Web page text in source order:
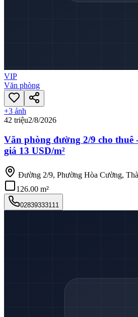
VIP
Văn phòng
+3 ảnh
42 triệu2/8/2026
Văn phòng đường 2/9 cho thuê
giá 13 USD/m²
Đường 2/9, Phường Hòa Cường,
126.00 m²
02839333111